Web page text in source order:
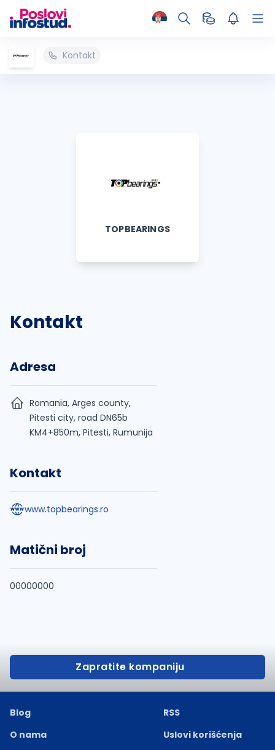
Kontakt
TOPBEARINGS
Kontakt
Adresa
Romania, Arges county,
Pitesti city, road DN65b
KM4+850m, Pitesti, Rumunija
Kontakt
www.topbearings.ro
Matični broj
00000000
Zapratite kompaniju
Blog
O nama
RSS
Uslovi korišćenja